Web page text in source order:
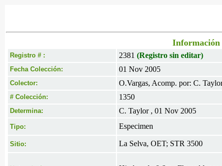
Información
Registro # : 2381 (Registro sin editar)
Fecha Colección: 01 Nov 2005
Colector: O.Vargas, Acomp. por: C.
# Colección: 1350
Determina: C. Taylor , 01 Nov 2005
Tipo: Especimen
Sitio: La Selva, OET; STR 3500